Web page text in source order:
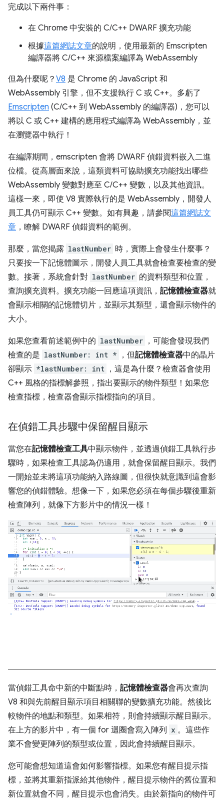
完成以下兩件事：
在 Chrome 中安裝的 C/C++ DWARF 擴充功能
根據這篇網誌文章的說明，使用最新的 Emscripten
編譯器將 C/C++ 來源檔案編譯為 WebAssembly
但為什麼呢？ V8 是 Chrome 的 JavaScript 和
WebAssembly 引擎，但不支援執行 C 或 C++。多虧了
Emscripten (C/C++ 到 WebAssembly 的編譯器)，您可以
將以 C 或 C++ 建構的應用程式編譯為 WebAssembly，並
在瀏覽器中執行！
在編譯期間，emscripten 會將 DWARF 偵錯資料嵌入二進
位檔。從高層面來說，這類資料可協助擴充功能找出哪些
WebAssembly 變數對應至 C/C++ 變數，以及其他資訊。
這樣一來，即使 V8 實際執行的是 WebAssembly，開發人
員工具仍可顯示 C++ 變數。如有興趣，請參閱這篇網誌文
章 ，瞭解 DWARF 偵錯資料的範例。
那麼，當您揭露 lastNumber 時，實際上會發生什麼事？
只要按一下記憶體圖示，開發人員工具就會檢查要檢查的變
數。接著，系統會針對 lastNumber 的資料類型和位置，
查詢擴充資料。擴充功能一回應這項資訊， 記憶體檢查器就
會顯示相關的記憶體切片，並顯示其類型，還會顯示物件的
大小。
如果您查看前述範例中的 lastNumber ，可能會發現我們
檢查的是 lastNumber: int * ，但記憶體檢查器中的晶片
卻顯示 *lastNumber: int ，這是為什麼？檢查器會使用
C++ 風格的指標解參照，指出要顯示的物件類型！如果您
檢查指標，檢查器會顯示指標指向的項目。
在偵錯工具步驟中保留醒目顯示
當您在記憶體檢查工具中顯示物件，並透過偵錯工具執行步
驟時，如果檢查工具認為仍適用，就會保留醒目顯示。我們
一開始並未將這項功能納入路線圖，但很快就意識到這會影
響您的偵錯體驗。想像一下，如果您必須在每個步驟後重新
檢查陣列，就像下方影片中的情況一樣！
當偵錯工具命中新的中斷點時， 記憶體檢查器會再次查詢
V8 和與先前醒目顯示項目相關聯的變數擴充功能。然後比
較物件的地點和類型。如果相符，則會持續顯示醒目顯示。
在上方的影片中，有一個 for 迴圈會寫入陣列 x 。這些作
業不會變更陣列的類型或位置，因此會持續醒目顯示。
您可能會想知道這會如何影響指標。如果您有醒目提示指
標，並將其重新指派給其他物件，醒目提示物件的舊位置和
新位置就會不同，醒目提示也會消失。由於新指向的物件可